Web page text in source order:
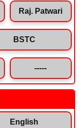
Raj. Patwari
BSTC
-----
English